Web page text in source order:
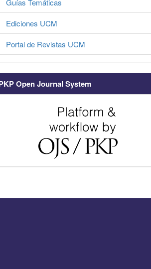
Guías Temáticas
Ediciones UCM
Portal de Revistas UCM
Open Journal System